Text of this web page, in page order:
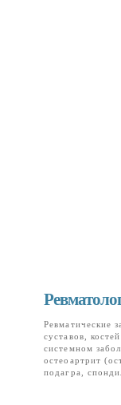
Ревматические
суставов,
системном
остеоартрит
подагра,